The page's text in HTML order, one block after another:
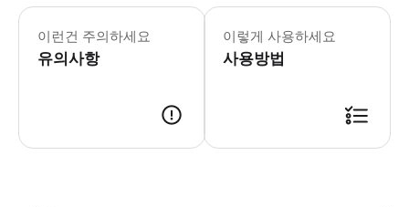
이런건 주의하세요
유의사항
이렇게 사용하세요
사용방법